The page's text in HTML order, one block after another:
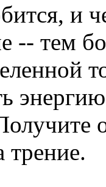
и
-- тем
трение.